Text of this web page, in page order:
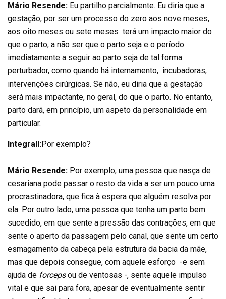
Mário Resende: Eu partilho parcialmente. Eu diria que a
gestação, por ser um processo do zero aos nove meses,
aos oito meses ou sete meses terá um impacto maior do
que o parto, a não ser que o parto seja e o período
imediatamente a seguir ao parto seja de tal forma
perturbador, como quando há internamento, incubadoras,
intervenções cirúrgicas. Se não, eu diria que a gestação
será mais impactante, no geral, do que o parto. No entanto,
parto dará, em princípio, um aspeto da personalidade em
particular.
Integrall:Por exemplo?
Mário Resende: Por exemplo, uma pessoa que nasça de
cesariana pode passar o resto da vida a ser um pouco uma
procrastinadora, que fica à espera que alguém resolva por
ela. Por outro lado, uma pessoa que tenha um parto bem
sucedido, em que sente a pressão das contrações, em que
sente o aperto da passagem pelo canal, que sente um certo
esmagamento da cabeça pela estrutura da bacia da mãe,
mas que depois consegue, com aquele esforço -e sem
ajuda de forcepsou de ventosas -, sente aquele impulso
vital e que sai para fora, apesar de eventualmente sentir